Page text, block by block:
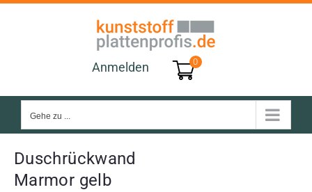
Anmelden
0
Gehe zu ...
Duschrückwand
Marmor gelb